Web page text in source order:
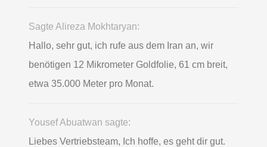
Sagte Alireza Mokhtaryan:
Hallo, sehr gut, ich rufe aus dem Iran an, wir
benötigen 12 Mikrometer Goldfolie, 61 cm breit,
etwa 35.000 Meter pro Monat.
Yousef Abuatwan sagte:
Liebes Vertriebsteam, Ich hoffe, es geht dir gut.